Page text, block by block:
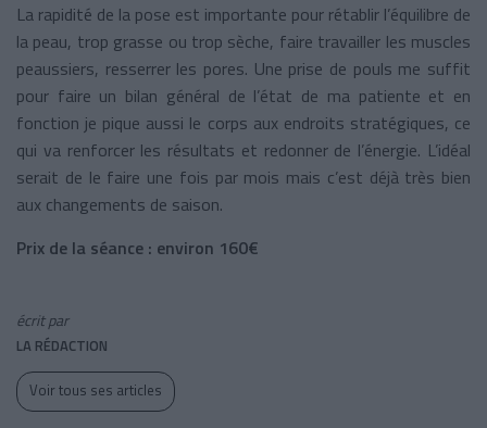
La rapidité de la pose est importante pour rétablir l’équilibre de
la peau, trop grasse ou trop sèche, faire travailler les muscles
peaussiers, resserrer les pores. Une prise de pouls me suffit
pour faire un bilan général de l’état de ma patiente et en
fonction je pique aussi le corps aux endroits stratégiques, ce
qui va renforcer les résultats et redonner de l’énergie. L’idéal
serait de le faire une fois par mois mais c’est déjà très bien
aux changements de saison.
Prix de la séance : environ 160€
écrit par
LA RÉDACTION
Voir tous ses articles